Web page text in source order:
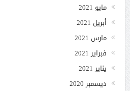
مايو 2021
أبريل 2021
مارس 2021
فبراير 2021
يناير 2021
ديسمبر 2020